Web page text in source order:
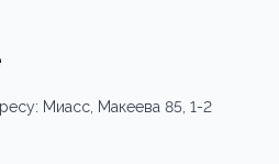
Миасс, Макеева 85 , 1-2